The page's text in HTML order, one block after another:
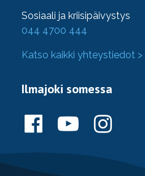
Sosiaali ja kriisipäivystys
044 4700 444
Katso kaikki yhteystiedot >
Ilmajoki somessa